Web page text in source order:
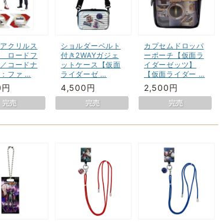
クリルス
ロードフ
コードナ
ファ …
ショルダーベルト
付き2WAYガジェ
ットケース【仮面
ライダーゼ …
4,500円
カプセムドロッパ
ーポーチ【仮面ラ
イダーゼッツ】
【仮面ライダー …
2,500円